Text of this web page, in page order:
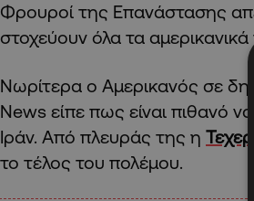
Φρουροί της Επανάστασης
στοχεύουν όλα τα
Νωρίτερα ο Αμερικανός σε
News είπε πως είναι πιθανό
Ιράν. Από πλευράς της η
το τέλος του πολέμου.